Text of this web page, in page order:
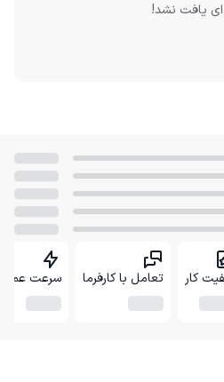
یافت نشد!
کار تعامل با کارفرما سرعت عمل